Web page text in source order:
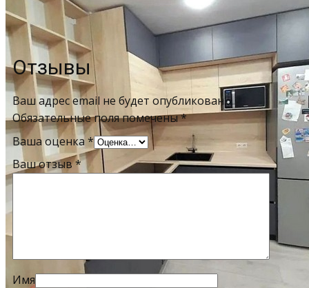
Отзывы
Ваш адрес email не будет опубликован.
Обязательные поля помечены*
Ваша оценка *
Ваш отзыв*
Имя